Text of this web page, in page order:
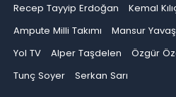
Recep Tayyip Erdoğan Kemal
Ampute Milli Takımı
Mansur Yavaş
Yol TV
Alper Taşdelen Özgür
Tunç Soyer
Serkan Sarı